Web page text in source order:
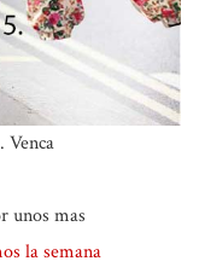
Venca
unos mas
la semana